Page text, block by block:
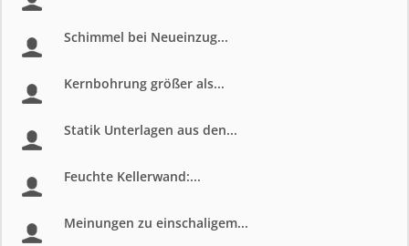
Schimmel bei Neueinzug...
Kernbohrung größer als...
Statik Unterlagen aus den...
Feuchte Kellerwand:...
Meinungen zu einschaligem...